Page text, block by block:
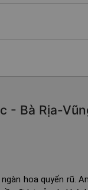
- Bà Rịa-
hoa quyến rũ.